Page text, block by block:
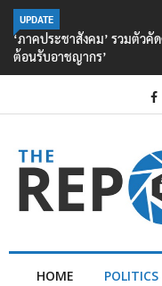
UPDATE
‘ภาคประชาสังคม’ รวมตัวคัด
ต้อนรับอาชญากร’
HOME POLITICS